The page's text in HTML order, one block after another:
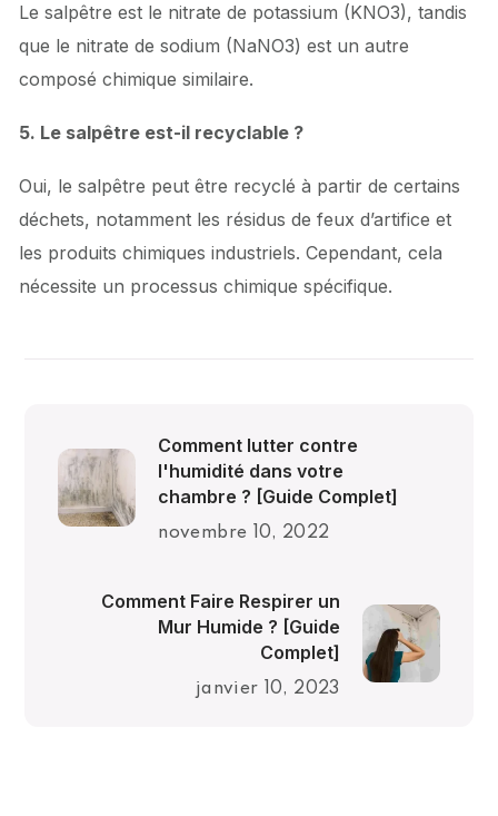
Le salpêtre est le nitrate de potassium (KNO3), tandis
que le nitrate de sodium (NaNO3) est un autre
composé chimique similaire.
5. Le salpêtre est-il recyclable ?
Oui, le salpêtre peut être recyclé à partir de certains
déchets, notamment les résidus de feux d’artifice et
les produits chimiques industriels. Cependant, cela
nécessite un processus chimique spécifique.
Comment lutter contre
l'humidité dans votre
chambre ? [Guide Complet]
novembre 10, 2022
Comment Faire Respirer un
Mur Humide ? [Guide
Complet]
janvier 10, 2023